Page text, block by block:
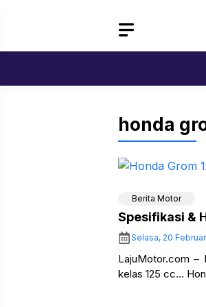
honda
Berita Motor
Spesifikasi &
Selasa, 20
LajuMotor.com –
kelas 125 cc…